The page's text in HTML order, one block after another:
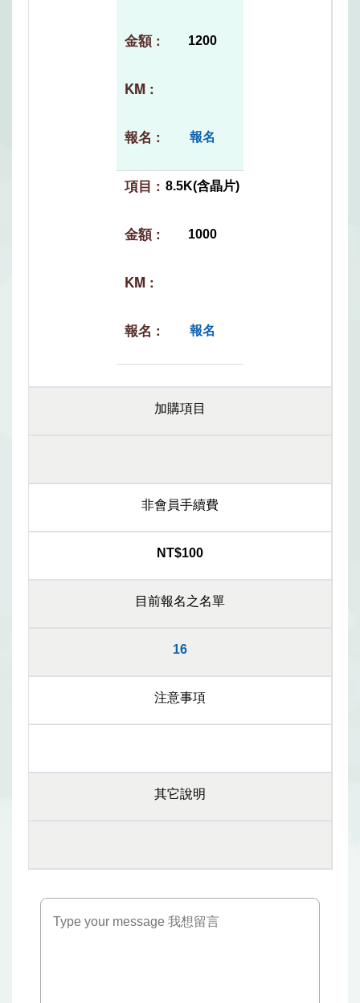
1200
報名
8.5K(含晶片)
1000
報名
加購項目
非會員手續費
NT$100
目前報名之名單
16
注意事項
其它說明